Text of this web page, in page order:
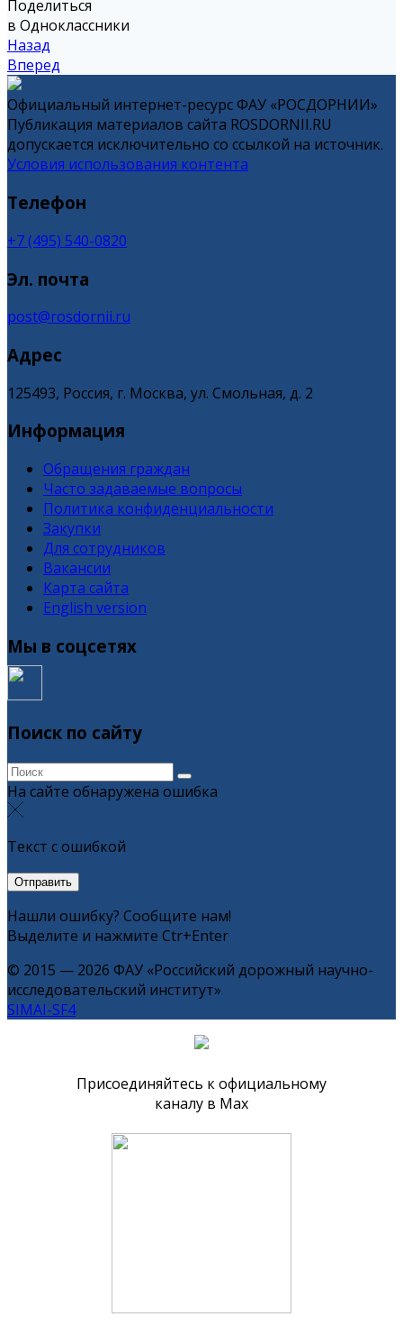
Поделиться
в Одноклассники
Назад
Вперед
Официальный интернет-ресурс ФАУ «РОСДОРНИИ»
Публикация материалов сайта ROSDORNII.RU
допускается исключительно со ссылкой на источник.
Условия использования контента
Телефон
+7 (495) 540-0820
Эл. почта
post@rosdornii.ru
Адрес
125493, Россия, г. Москва, ул. Смольная, д. 2
Информация
Обращения граждан
Часто задаваемые вопросы
Политика конфиденциальности
Закупки
Для сотрудников
Вакансии
Карта сайта
English version
Мы в соцсетях
Поиск по сайту
На сайте обнаружена ошибка
Текст с ошибкой
Нашли ошибку? Сообщите нам!
Выделите и нажмите Ctr+Enter
© 2015 — 2026 ФАУ «Российский дорожный научно-
исследовательский институт»
SIMAI-SF4
Присоединяйтесь к официальному
каналу в Max